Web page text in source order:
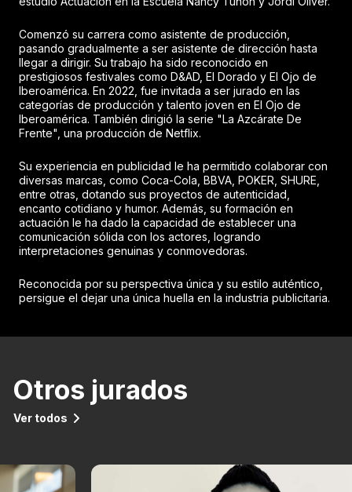
Comenzó su carrera como asistente de producción,
pasando gradualmente a ser asistente de dirección hasta
llegar a dirigir. Su trabajo ha sido reconocido en
prestigiosos festivales como D&AD, El Dorado y El Ojo de
Iberoamérica. En 2022, fue invitada a ser jurado en las
categorías de producción y talento joven en El Ojo de
Iberoamérica. También dirigió la serie "La Azcárate De
Frente", una producción de Netflix.
Su experiencia en publicidad le ha permitido colaborar con
diversas marcas, como Coca-Cola, BBVA, POKER, SHURE,
entre otras, dotando sus proyectos de autenticidad,
encanto cotidiano y humor. Además, su formación en
actuación le ha dado la capacidad de establecer una
comunicación sólida con los actores, logrando
interpretaciones genuinas y conmovedoras.
Reconocida por su perspectiva única y su estilo auténtico,
persigue el dejar una única huella en la industria publicitaria.
Otros jurados
Ver todos